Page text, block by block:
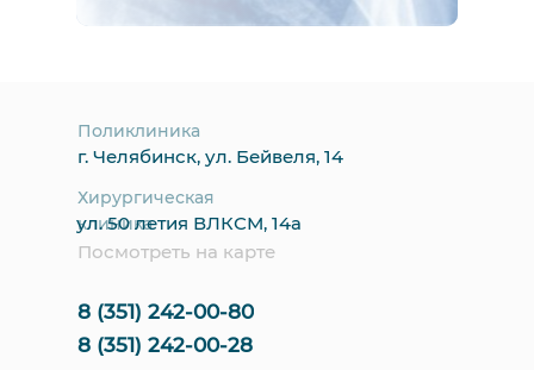
г. Челябинск, ул. Бейвеля, 14
Хирургическая
клиника
Поликлиника
Посмотреть на карте
8 (351) 242-00-80
8 (351) 242-00-28
ул. 50 летия ВЛКСМ, 14а